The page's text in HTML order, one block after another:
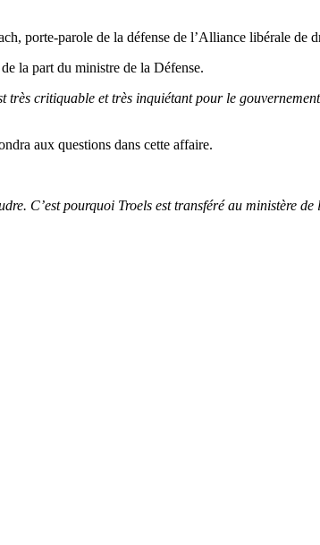
porte-parole de la défense de l’Alliance libérale de
la part du ministre de la Défense.
très critiquable et très inquiétant pour le
aux questions dans cette affaire.
C’est pourquoi Troels est transféré au ministère de